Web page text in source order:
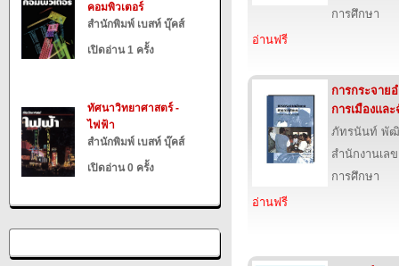
คอมพิวเตอร์
สำนักพิมพ์ เบสท์ บุ๊คส์
เปิดอ่าน 1 ครั้ง
ทัศนาวิทยาศาสตร์ -
ไฟฟ้า
สำนักพิมพ์ เบสท์ บุ๊คส์
เปิดอ่าน 0 ครั้ง
การศึกษา
อ่านฟรี
การกระจาย
การเมืองแล
ภัทรนันท์ พั
สำนักงานเล
การศึกษา
อ่านฟรี